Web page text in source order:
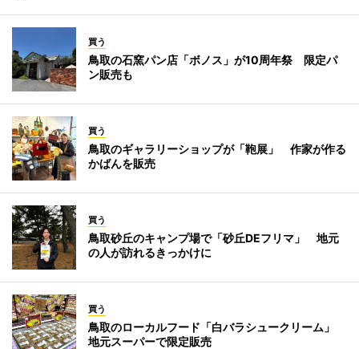
買う
鳥取の石窯パン店「ボノス」が10周年祭 限定パ
ン販売も
買う
鳥取のギャラリーショップが「鞄展」 作家が作る
かばんを販売
買う
鳥取砂丘のキャンプ場で「砂丘DEフリマ」 地元
の人が訪れるきっかけに
買う
鳥取のローカルフード「白バラシュークリーム」
地元スーパーで限定販売